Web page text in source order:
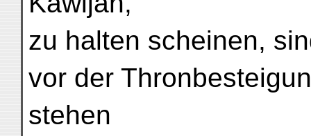
zu halten scheinen,
vor der
stehen